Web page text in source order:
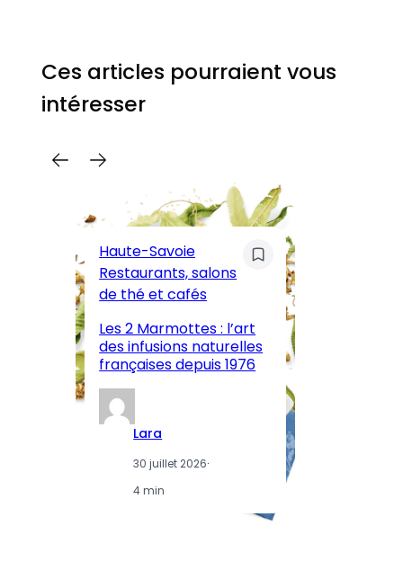
Ces articles pourraient vous
intéresser
Haute-Savoie
Restaurants, salons
de thé et cafés
Les 2 Marmottes : l’art
des infusions naturelles
françaises depuis 1976
Lara
30 juillet 2026·
4 min